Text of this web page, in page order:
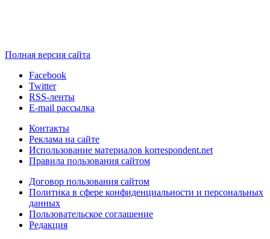
Полная версия сайта
Facebook
Twitter
RSS-ленты
E-mail рассылка
Контакты
Реклама на сайте
Использование материалов korrespondent.net
Правила пользования сайтом
Договор пользования сайтом
Политика в сфере конфиденциальности и персональных
данных
Пользовательское соглашение
Редакция